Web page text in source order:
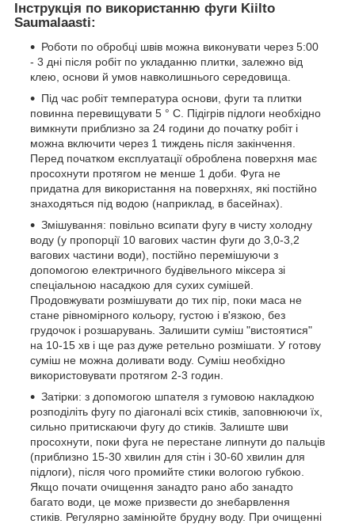
Інструкція по використанню фуги Kiilto
Saumalaasti:
Роботи по обробці швів можна виконувати через 5:00
- 3 дні після робіт по укладанню плитки, залежно від
клею, основи й умов навколишнього середовища.
Під час робіт температура основи, фуги та плитки
повинна перевищувати 5 ° C. Підігрів підлоги необхідно
вимкнути приблизно за 24 години до початку робіт і
можна включити через 1 тиждень після закінчення.
Перед початком експлуатації оброблена поверхня має
просохнути протягом не менше 1 доби. Фуга не
придатна для використання на поверхнях, які постійно
знаходяться під водою (наприклад, в басейнах).
Змішування: повільно всипати фугу в чисту холодну
воду (у пропорції 10 вагових частин фуги до 3,0-3,2
вагових частини води), постійно перемішуючи з
допомогою електричного будівельного міксера зі
спеціальною насадкою для сухих сумішей.
Продовжувати розмішувати до тих пір, поки маса не
стане рівномірного кольору, густою і в'язкою, без
грудочок і розшарувань. Залишити суміш "вистоятися"
на 10-15 хв і ще раз дуже ретельно розмішати. У готову
суміш не можна доливати воду. Суміш необхідно
використовувати протягом 2-3 годин.
Затірки: з допомогою шпателя з гумовою накладкою
розподіліть фугу по діагоналі всіх стиків, заповнюючи їх,
сильно притискаючи фугу до стиків. Залиште шви
просохнути, поки фуга не перестане липнути до пальців
(приблизно 15-30 хвилин для стін і 30-60 хвилин для
підлоги), після чого промийте стики вологою губкою.
Якщо почати очищення занадто рано або занадто
багато води, це може призвести до знебарвлення
стиків. Регулярно замінюйте брудну воду. При очищенні